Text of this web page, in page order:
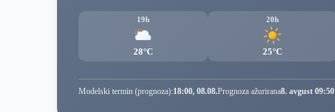
19h
28°C
20h
25°C
Modelski termin (prognoza):18:00, 08.08.Prognoza ažurirana8. avgust 09:50